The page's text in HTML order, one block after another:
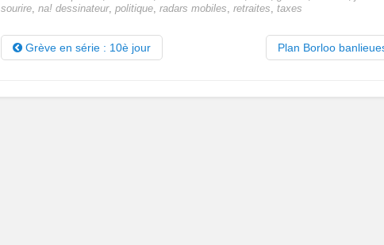
sourire na! dessinateur, politique radars mobiles retraites taxes
Grève en série : 10è jour Plan Borloo